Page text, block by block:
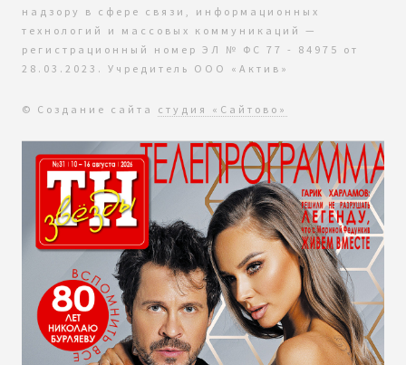
надзору в сфере связи, информационных
технологий и массовых коммуникаций —
регистрационный номер ЭЛ № ФС 77 - 84975 от
28.03.2023. Учредитель ООО «Актив»
© Создание сайта студия «Сайтово»